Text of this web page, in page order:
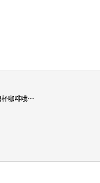
咖啡哦～